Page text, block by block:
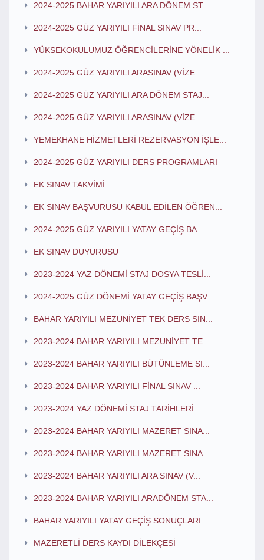
2024-2025 BAHAR YARIYILI ARA DÖNEM ST...
2024-2025 GÜZ YARIYILI FİNAL SINAV PR...
YÜKSEKOKULUMUZ ÖĞRENCİLERİNE YÖNELİK ...
2024-2025 GÜZ YARIYILI ARASINAV (VİZE...
2024-2025 GÜZ YARIYILI ARA DÖNEM STAJ...
2024-2025 GÜZ YARIYILI ARASINAV (VİZE...
YEMEKHANE HİZMETLERİ REZERVASYON İŞLE...
2024-2025 GÜZ YARIYILI DERS PROGRAMLARI
EK SINAV TAKVİMİ
EK SINAV BAŞVURUSU KABUL EDİLEN ÖĞREN...
2024-2025 GÜZ YARIYILI YATAY GEÇİŞ BA...
EK SINAV DUYURUSU
2023-2024 YAZ DÖNEMİ STAJ DOSYA TESLİ...
2024-2025 GÜZ DÖNEMİ YATAY GEÇİŞ BAŞV...
BAHAR YARIYILI MEZUNİYET TEK DERS SIN...
2023-2024 BAHAR YARIYILI MEZUNİYET TE...
2023-2024 BAHAR YARIYILI BÜTÜNLEME SI...
2023-2024 BAHAR YARIYILI FİNAL SINAV ...
2023-2024 YAZ DÖNEMİ STAJ TARİHLERİ
2023-2024 BAHAR YARIYILI MAZERET SINA...
2023-2024 BAHAR YARIYILI MAZERET SINA...
2023-2024 BAHAR YARIYILI ARA SINAV (V...
2023-2024 BAHAR YARIYILI ARADÖNEM STA...
BAHAR YARIYILI YATAY GEÇİŞ SONUÇLARI
MAZERETLİ DERS KAYDI DİLEKÇESİ